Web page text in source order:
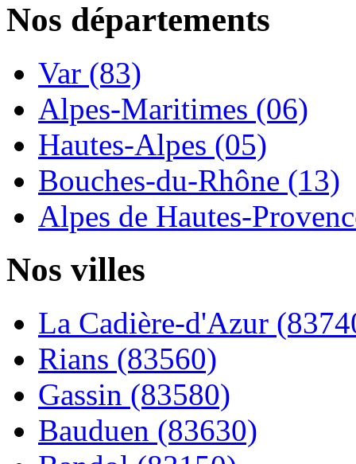
Nos départements
Var (83)
Alpes-Maritimes (06)
Hautes-Alpes (05)
Bouches-du-Rhône (13)
Alpes de Hautes-
Nos villes
La Cadière-d'Azur
Rians (83560)
Gassin (83580)
Bauduen (83630)